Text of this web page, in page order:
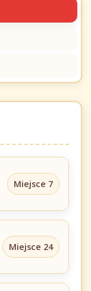
Miejsce 7
Miejsce 24